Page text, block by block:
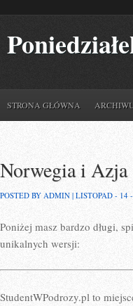
STRONA GŁÓWNA
Norwegia i Azja
POSTED BY ADMIN | LISTOPAD - 14
Poniżej masz bardzo długi,
unikalnych wersji:
StudentWPodrozy.pl to